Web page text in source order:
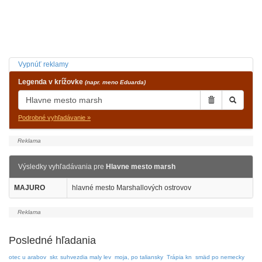
Vypnúť reklamy
Legenda v krížovke (napr. meno Eduarda)
Podrobné vyhľadávanie »
Výsledky vyhľadávania pre Hlavne mesto marsh
MAJURO hlavné mesto Marshallových ostrovov
Posledné hľadania
otec u arabov skr. suhvezdia maly lev moja, po taliansky Trápia kn smäd po nemecky